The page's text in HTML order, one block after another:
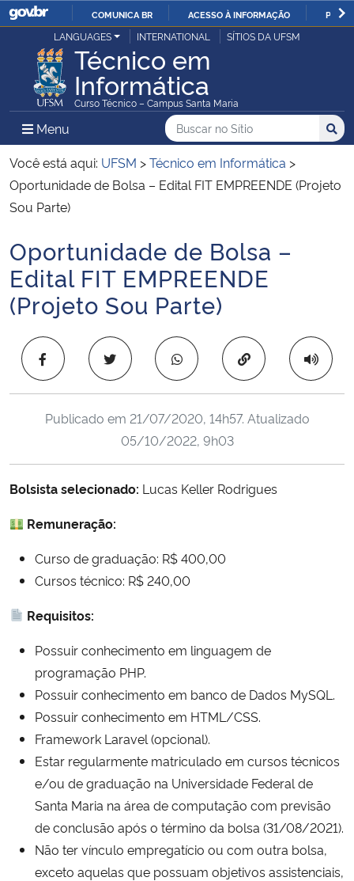
IR
PARA
O
CONTEÚDO
COMUNICA BR ACESSO À INFORMAÇÃO
Ministério da Justiça e Segurança Pública
Ministério da Defesa
Ministério das Relações Exteriores
Ministério da Economia
Ministério da Infraestrutura
Ministério da Agricultura, Pecuária e Abastecimento
Ministério da Cidadania
Ministério da Ciência, Tecnologia, Inovações e Comunicações
Ministério do Meio Ambiente
Ministério do Turismo
Ministério do Desenvolvimento Regional
Ministério da Mulher, da Família e dos Direitos Humanos
Secretaria-Geral
Secretaria de Governo
Gabinete de Segurança Institucional
Advocacia-Geral da União
LANGUAGES INTERNATIONAL SÍTIOS DA UFSM
Técnico em
Informática
Curso Técnico – Campus Santa Maria
Menu Menu Principal do Sítio
Busca
Buscar no no Sítio
Busca:
Você está aqui: UFSM >Técnico em Informática >
Oportunidade de Bolsa – Edital FIT EMPREENDE (Projeto
Sou Parte)
Início do conteúdo
Oportunidade de Bolsa –
Edital FIT EMPREENDE
(Projeto Sou Parte)
Copiar para área
Publicado em 21/07/2020, 14h57. Atualizado
05/10/2022, 9h03
Bolsista selecionado: Lucas Keller Rodrigues
Remuneração:
Curso de graduação: R$ 400,00
Cursos técnico: R$ 240,00
Requisitos:
Possuir conhecimento em linguagem de
programação PHP.
Possuir conhecimento em banco de Dados MySQL.
Possuir conhecimento em HTML/CSS.
Framework Laravel (opcional).
Estar regularmente matriculado em cursos técnicos
e/ou de graduação na Universidade Federal de
Santa Maria na área de computação com previsão
de conclusão após o término da bolsa (31/08/2021).
Não ter vínculo empregatício ou com outra bolsa,
exceto aquelas que possuam objetivos assistenciais,